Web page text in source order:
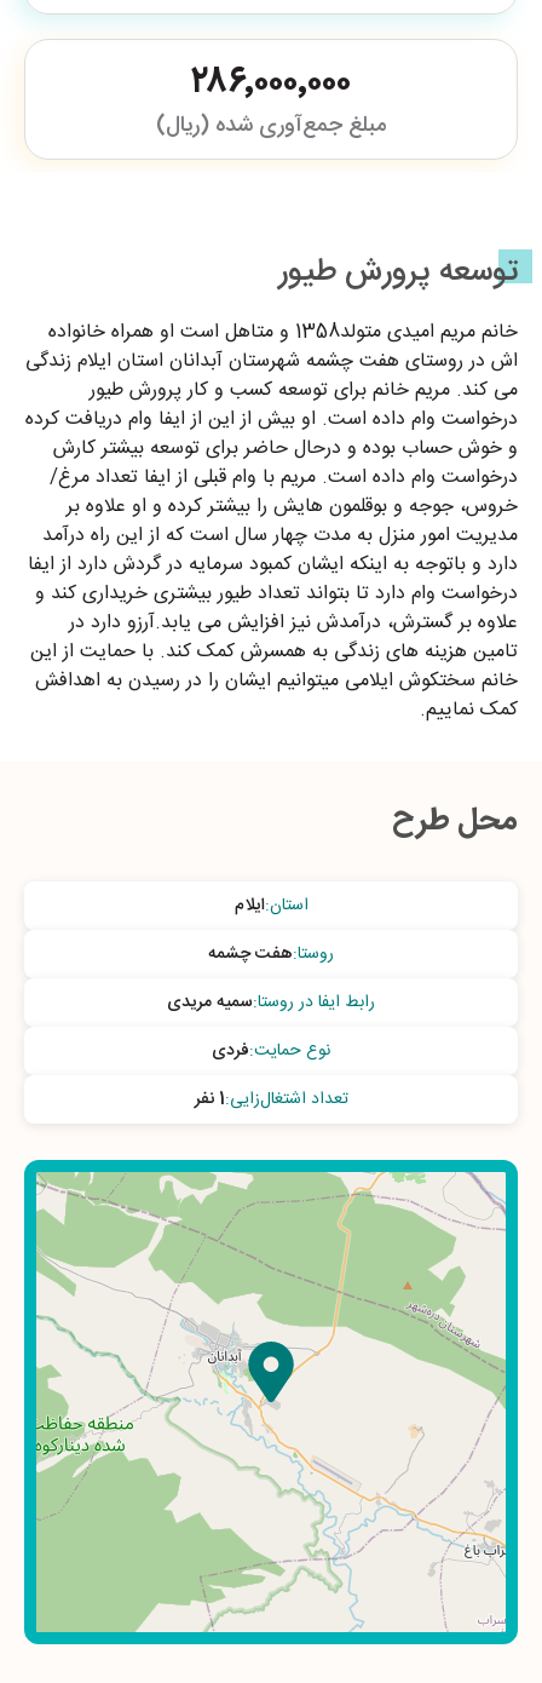
۲۸۶٬۰۰۰٬۰۰۰
مبلغ جمع‌آوری شده (ریال)
توسعه پرورش طیور
خانم مریم امیدی متولد1358 و متاهل است او همراه خانواده
اش در روستای هفت چشمه شهرستان آبدانان استان ایلام زندگی
می کند. مریم خانم برای توسعه کسب و کار پرورش طیور
درخواست وام داده است. او بیش از این از ایفا وام دریافت کرده
و خوش حساب بوده و درحال حاضر برای توسعه بیشتر کارش
درخواست وام داده است. مریم با وام قبلی از ایفا تعداد مرغ/
خروس، جوجه و بوقلمون هایش را بیشتر کرده و او علاوه بر
مدیریت امور منزل به مدت چهار سال است که از این راه درآمد
دارد و باتوجه به اینکه ایشان کمبود سرمایه در گردش دارد از ایفا
درخواست وام دارد تا بتواند تعداد طیور بیشتری خریداری کند و
علاوه بر گسترش، درآمدش نیز افزایش می یابد.آرزو دارد در
تامین هزینه های زندگی به همسرش کمک کند. با حمایت از این
خانم سختکوش ایلامی میتوانیم ایشان را در رسیدن به اهدافش
کمک نماییم.
محل طرح
استان:ایلام
روستا:هفت چشمه
رابط ایفا در روستا:سمیه مریدی
نوع حمایت:فردی
تعداد اشتغال‌زایی:1 نفر